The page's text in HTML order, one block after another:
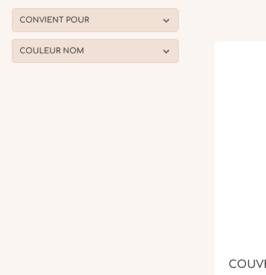
CONVIENT POUR
COULEUR NOM